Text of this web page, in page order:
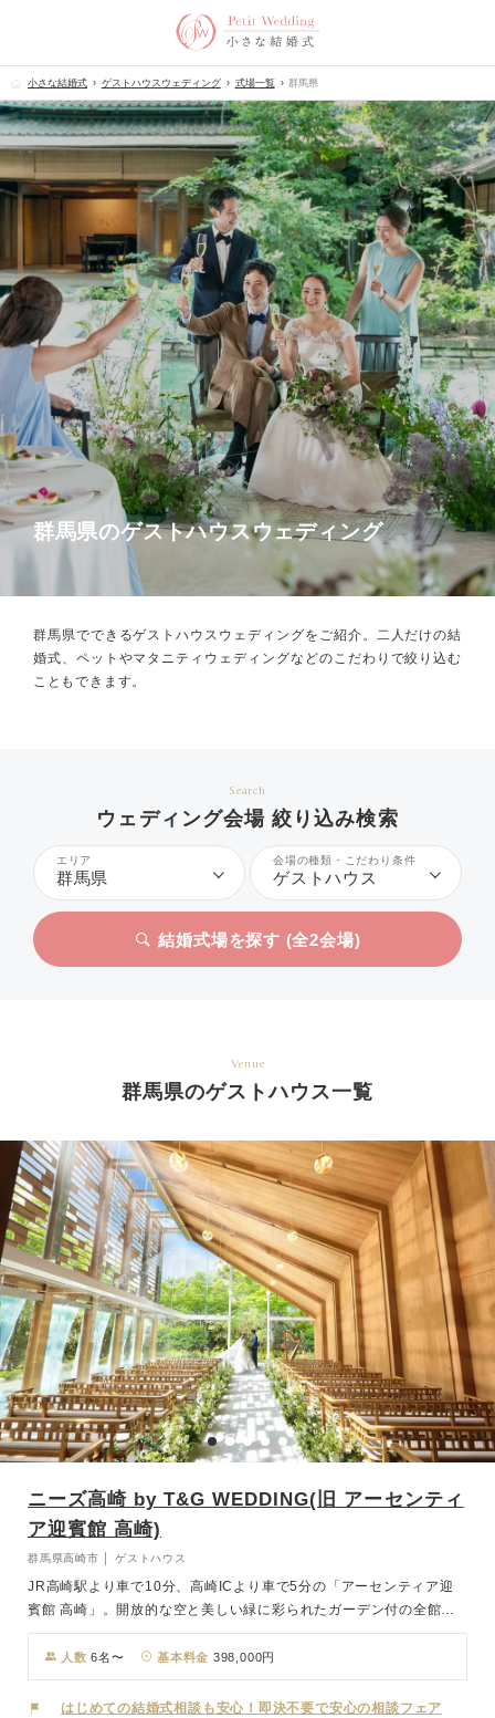
小さな結婚式 ゲストハウスウェディング 式場一覧 群馬県
群馬県のゲストハウスウェディング
群馬県でできるゲストハウスウェディングをご紹介。 二人だけの結
婚式、ペットやマタニティウェディングなどのこだわりで絞り込む
こともできます。
Search
ウェディング会場 絞り込み検索
エリア
群馬県
会場の種類・こだわり条件
ゲストハウス
結婚式場を探す (全2会場)
Venue
群馬県のゲストハウス一覧
ニーズ高崎 by T&G WEDDING(旧 アーセンティ
ア迎賓館 高崎)
群馬県高崎市 │ ゲストハウス
JR高崎駅より車で10分、高崎ICより車で5分の「アーセンティア迎
賓館 高崎」。開放的な空と美しい緑に彩られたガーデン付の全館貸
切ゲストハウスです。日本ベストチャペル100に選出された独立型チ
ャペル「KOMOREBI」は、洗練されたフォルムと木目調のあたたか
みが共存する建築美。周囲をかこむ水のヴェールの流れる音が心地よ
く、ゲストは穏やかな気持ちでおふたりの誓いを見守ります。光と水
人数 6名〜 基本料金 398,000円
はじめての結婚式相談も安心！即決不要で安心の相談フェア